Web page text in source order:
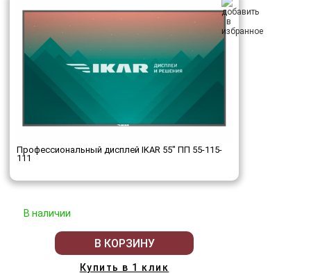
Профессиональный дисплей IKAR 55" ПП 55-115-
111
В наличии
В КОРЗИНУ
Купить в 1 клик